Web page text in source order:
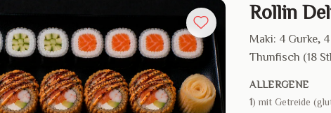
Rollin
Maki: 4 Gurke,
Thunfisch (18
ALLERGENE
1) mit Getreide